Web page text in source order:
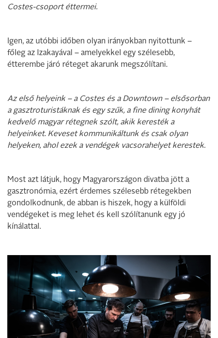
Costes-csoport éttermei.
Igen, az utóbbi időben olyan irányokban nyitottunk –
főleg az Izakayával – amelyekkel egy szélesebb,
étterembe járó réteget akarunk megszólítani.
Az első helyeink – a Costes és a Downtown – elsősorban
a gasztroturistáknak és egy szűk, a fine dining konyhát
kedvelő magyar rétegnek szólt, akik keresték a
helyeinket. Keveset kommunikáltunk és csak olyan
helyeken, ahol ezek a vendégek vacsorahelyet kerestek.
Most azt látjuk, hogy Magyarországon divatba jött a
gasztronómia, ezért érdemes szélesebb rétegekben
gondolkodnunk, de abban is hiszek, hogy a külföldi
vendégeket is meg lehet és kell szólítanunk egy jó
kínálattal.